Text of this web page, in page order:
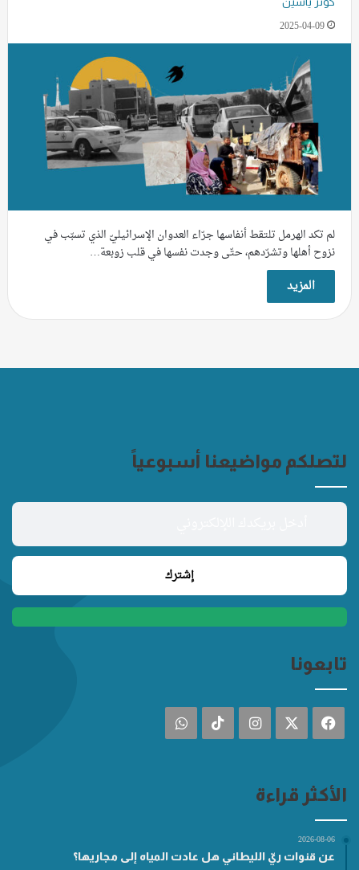
2025-04-09
لم تكد الهرمل تلتقط أنفاسها جرّاء العدوان الإسرائيليّ الذي تسبّب في
نزوح أهلها وتشرّدهم، حتّى وجدت نفسها في قلب زوبعة…
المزيد
لتصلكم مواضيعنا أسبوعياً
تابعونا
فيسبوك انستقرام ‫TikTokواتساب
الأكثر قراءة
2026-08-06
عن قنوات ريّ الليطاني هل عادت المياه إلى مجاريها؟